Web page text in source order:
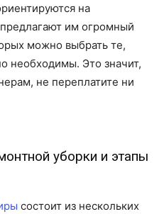
на
им огромный
можно выбрать те,
необходимы. Это значит,
не переплатите ни
уборки и этапы
состоит из нескольких